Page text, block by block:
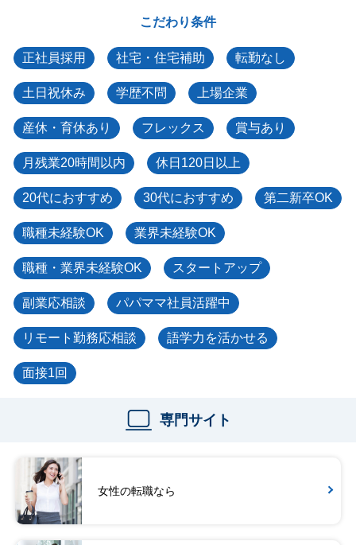
こだわり条件
正社員採用 社宅・住宅補助 転勤なし
土日祝休み 学歴不問 上場企業
産休・育休あり フレックス 賞与あり
月残業20時間以内 休日120日以上
20代におすすめ 30代におすすめ 第二新卒OK
職種未経験OK 業界未経験OK
職種・業界未経験OK スタートアップ
副業応相談 パパママ社員活躍中
リモート勤務応相談 語学力を活かせる
面接1回
専門サイト
女性の転職なら